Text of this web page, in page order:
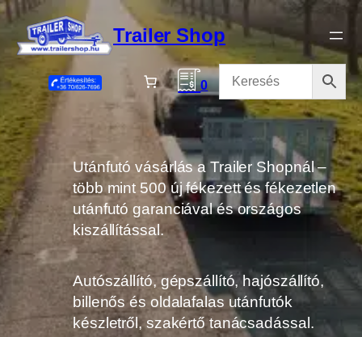
Ugrás
tartalomhoz
Trailer Shop
0
Utánfutó vásárlás a Trailer Shopnál –
több mint 500 új fékezett és fékezetlen
utánfutó garanciával és országos
kiszállítással.
Autószállító, gépszállító, hajószállító,
billenős és oldalafalas utánfutók
készletről, szakértő tanácsadással.